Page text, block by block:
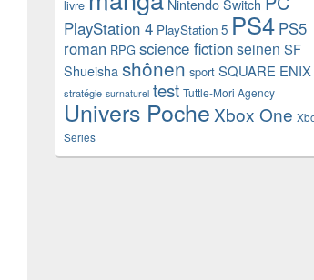
livre Nintendo Switch
PlayStation 4 PlayStation 5 PS4 PS5
roman RPG science fictionseinen SF
Shueisha shônen sport SQUARE ENIX
stratégie surnaturel test Tuttle-Mori Agency
Univers Poche Xbox One
Series